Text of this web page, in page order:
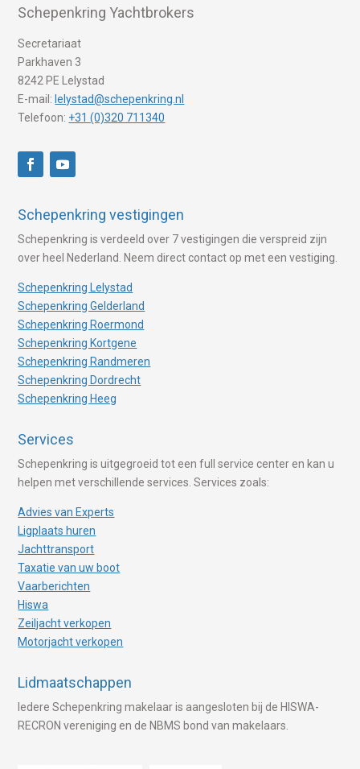
Schepenkring Yachtbrokers
Secretariaat
Parkhaven 3
8242 PE Lelystad
E-mail: lelystad@schepenkring.nl
Telefoon: +31 (0)320 711340
Schepenkring vestigingen
Schepenkring is verdeeld over 7 vestigingen die verspreid zijn
over heel Nederland. Neem direct contact op met een vestiging.
Schepenkring Lelystad
Schepenkring Gelderland
Schepenkring Roermond
Schepenkring Kortgene
Schepenkring Randmeren
Schepenkring Dordrecht
Schepenkring Heeg
Services
Schepenkring is uitgegroeid tot een full service center en kan u
helpen met verschillende services. Services zoals:
Advies van Experts
Ligplaats huren
Jachttransport
Taxatie van uw boot
Vaarberichten
Hiswa
Zeiljacht verkopen
Motorjacht verkopen
Lidmaatschappen
Iedere Schepenkring makelaar is aangesloten bij de HISWA-
RECRON vereniging en de NBMS bond van makelaars.